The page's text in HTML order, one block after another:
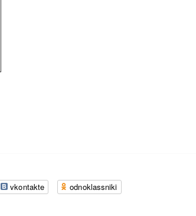
vkontakte odnoklassniki